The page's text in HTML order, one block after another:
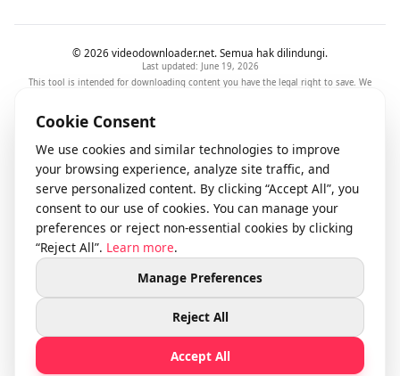
NEWSLETTER
Stay updated with our latest features and releases.
Join
© 2026 videodownloader.net. Semua hak dilindungi.
Last updated: June 19, 2026
This tool is intended for downloading content you have the legal right to save. We
respect intellectual property rights and comply with DMCA takedown requests.
support@videodownloader.net